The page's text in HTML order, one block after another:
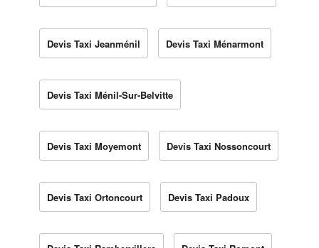
Devis Taxi Jeanménil Devis Taxi Ménarmont
Devis Taxi Ménil-Sur-Belvitte
Devis Taxi Moyemont Devis Taxi Nossoncourt
Devis Taxi Ortoncourt Devis Taxi Padoux